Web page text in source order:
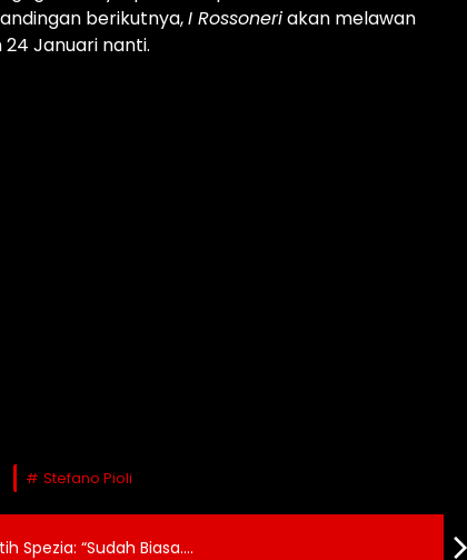
berikutnya,I Rossoneriakan melawan
24 Januari nanti.
Stefano Pioli
Spezia: “Sudah Biasa….